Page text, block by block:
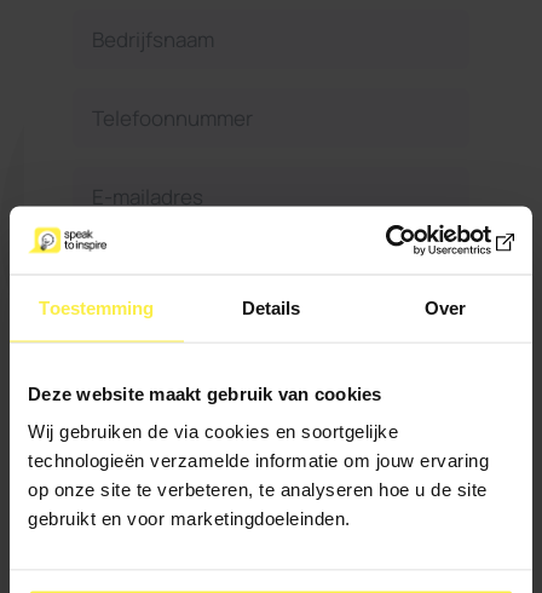
Toestemming Details Over
Deze website maakt gebruik van cookies
Wij gebruiken de via cookies en soortgelijke
technologieën verzamelde informatie om jouw ervaring
op onze site te verbeteren, te analyseren hoe u de site
gebruikt en voor marketingdoeleinden.
Wil je verder nog iets
kwijt?
Maximaal 500
karakters